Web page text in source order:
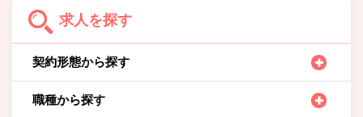
求人を探す
契約形態から探す
職種から探す